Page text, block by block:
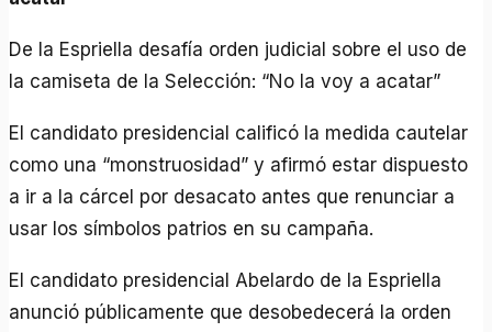
De la Espriella desafía orden judicial sobre el uso de
la camiseta de la Selección: “No la voy a acatar”
El candidato presidencial calificó la medida cautelar
como una “monstruosidad” y afirmó estar dispuesto
a ir a la cárcel por desacato antes que renunciar a
usar los símbolos patrios en su campaña.
El candidato presidencial Abelardo de la Espriella
anunció públicamente que desobedecerá la orden